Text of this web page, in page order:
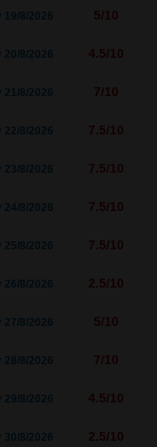
19/8/2026 5/10
20/8/2026 4.5/10
21/8/2026 7/10
22/8/2026 7.5/10
23/8/2026 7.5/10
24/8/2026 7.5/10
25/8/2026 7.5/10
26/8/2026 2.5/10
27/8/2026 5/10
28/8/2026 7/10
29/8/2026 4.5/10
30/8/2026 2.5/10